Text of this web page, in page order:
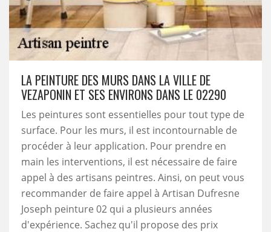
LA PEINTURE DES MURS DANS LA VILLE DE
VEZAPONIN ET SES ENVIRONS DANS LE 02290
Les peintures sont essentielles pour tout type de
surface. Pour les murs, il est incontournable de
procéder à leur application. Pour prendre en
main les interventions, il est nécessaire de faire
appel à des artisans peintres. Ainsi, on peut vous
recommander de faire appel à Artisan Dufresne
Joseph peinture 02 qui a plusieurs années
d'expérience. Sachez qu'il propose des prix